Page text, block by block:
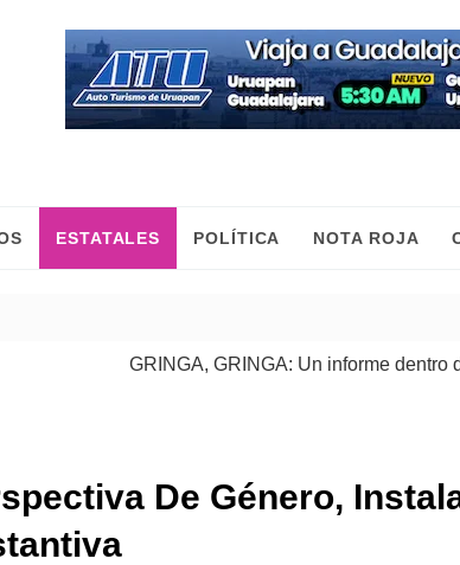
ESTATALES POLÍTICA NOTA ROJA
GRINGA, GRINGA: Un informe dentro del
De Género,